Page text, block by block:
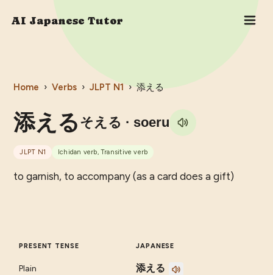
AI Japanese Tutor
Home › Verbs › JLPT N1 › 添える
添える そえる · soeru
JLPT N1 Ichidan verb, Transitive verb
to garnish, to accompany (as a card does a gift)
PRESENT TENSE JAPANESE
Plain 添える